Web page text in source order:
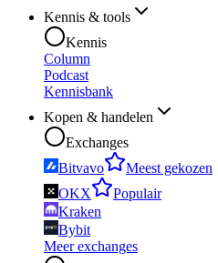
Kennis & tools
Kennis
Column
Podcast
Kennisbank
Kopen & handelen
Exchanges
Bitvavo
Meest gekozen
OKX
Populair
Kraken
Bybit
Meer exchanges